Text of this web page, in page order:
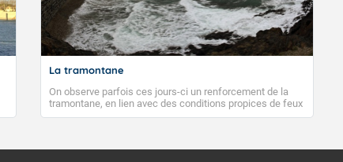
La tramontane
On observe parfois ces jours-ci un renforcement de la
tramontane, en lien avec des conditions propices de feux
de forêt. Mais qu'est-ce que la tramontane ? Quelles sont
à nord-ouest, dans un secteur qui part du Roussillon à la